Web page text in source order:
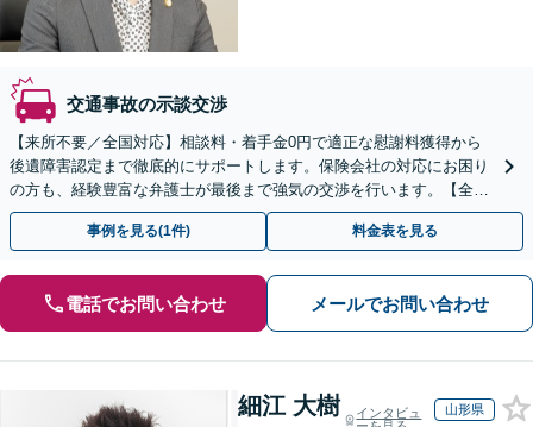
交通事故の示談交渉
【来所不要／全国対応】相談料・着手金0円で適正な慰謝料獲得から
後遺障害認定まで徹底的にサポートします。保険会社の対応にお困り
の方も、経験豊富な弁護士が最後まで強気の交渉を行います。【全国
13拠点】お気軽にご相談ください。
事例を見る(1件) 料金表を見る
電話でお問い合わせ メールでお問い合わせ
細江 大樹
インタビュ
山形県